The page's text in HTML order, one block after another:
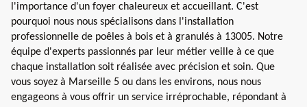
l'importance d'un foyer chaleureux et accueillant. C'est
pourquoi nous nous spécialisons dans l'installation
professionnelle de poêles à bois et à granulés à 13005. Notre
équipe d'experts passionnés par leur métier veille à ce que
chaque installation soit réalisée avec précision et soin. Que
vous soyez à Marseille 5 ou dans les environs, nous nous
engageons à vous offrir un service irréprochable, répondant à